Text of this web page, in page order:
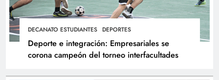
DECANATO ESTUDIANTES DEPORTES
Deporte e integración: Empresariales se
corona campeón del torneo interfacultades